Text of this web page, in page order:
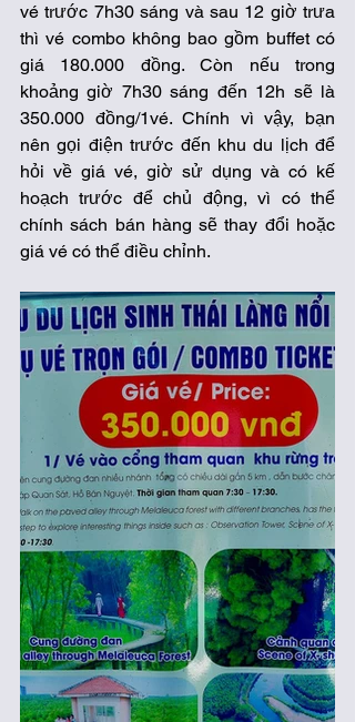
vé trước 7h30 sáng và sau 12 giờ trưa
thì vé combo không bao gồm buffet có
giá 180.000 đồng. Còn nếu trong
khoảng giờ 7h30 sáng đến 12h sẽ là
350.000 đồng/1vé. Chính vì vậy, bạn
nên gọi điện trước đến khu du lịch để
hỏi về giá vé, giờ sử dụng và có kế
hoạch trước để chủ động, vì có thể
chính sách bán hàng sẽ thay đổi hoặc
giá vé có thể điều chỉnh.